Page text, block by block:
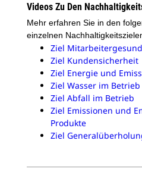
Videos Zu Den
Mehr erfahren Sie in den
einzelnen
Ziel
Ziel Kundensicherheit
Ziel Energie und
Ziel Wasser im Betrieb
Ziel Abfall im Betrieb
Ziel Emissionen und
Produkte
Ziel